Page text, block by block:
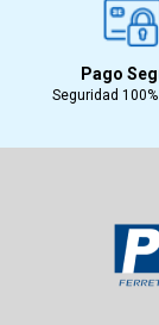
Pago
Seguridad